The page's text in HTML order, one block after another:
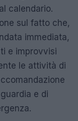
calendario.
sul fatto che,
immediata,
e improvvisi
le attività di
e di